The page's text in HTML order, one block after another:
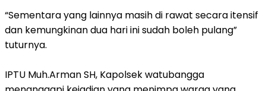
“Sementara yang lainnya masih di rawat secara itensif
dan kemungkinan dua hari ini sudah boleh pulang”
tuturnya.
IPTU Muh.Arman SH, Kapolsek watubangga